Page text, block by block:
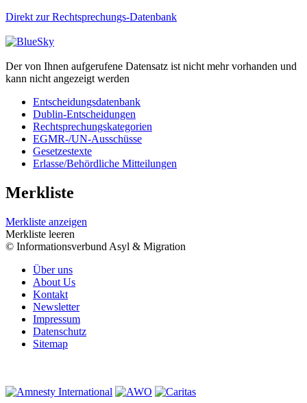
Direkt zur Rechtsprechungs-Datenbank
Der von Ihnen aufgerufene Datensatz ist nicht mehr vorhanden und
kann nicht angezeigt werden
Entscheidungsdatenbank
Dublin-Entscheidungen
Rechtsprechungskategorien
EGMR-/UN-Ausschüsse
Gesetzestexte
Erlasse/Behördliche Mitteilungen
Merkliste
Merkliste anzeigen
Merkliste leeren
© Informationsverbund Asyl & Migration
Über uns
About Us
Kontakt
Newsletter
Impressum
Datenschutz
Sitemap